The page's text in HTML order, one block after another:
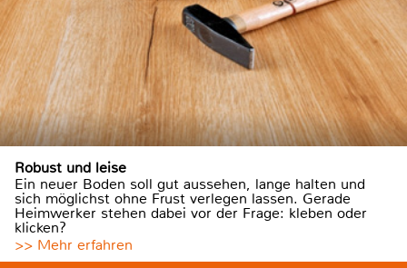
Robust und leise
Ein neuer Boden soll gut aussehen, lange halten und
sich möglichst ohne Frust verlegen lassen. Gerade
Heimwerker stehen dabei vor der Frage: kleben oder
klicken?
>> Mehr erfahren